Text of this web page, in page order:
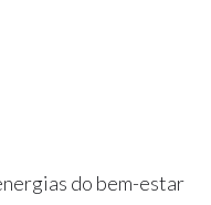
do bem-estar